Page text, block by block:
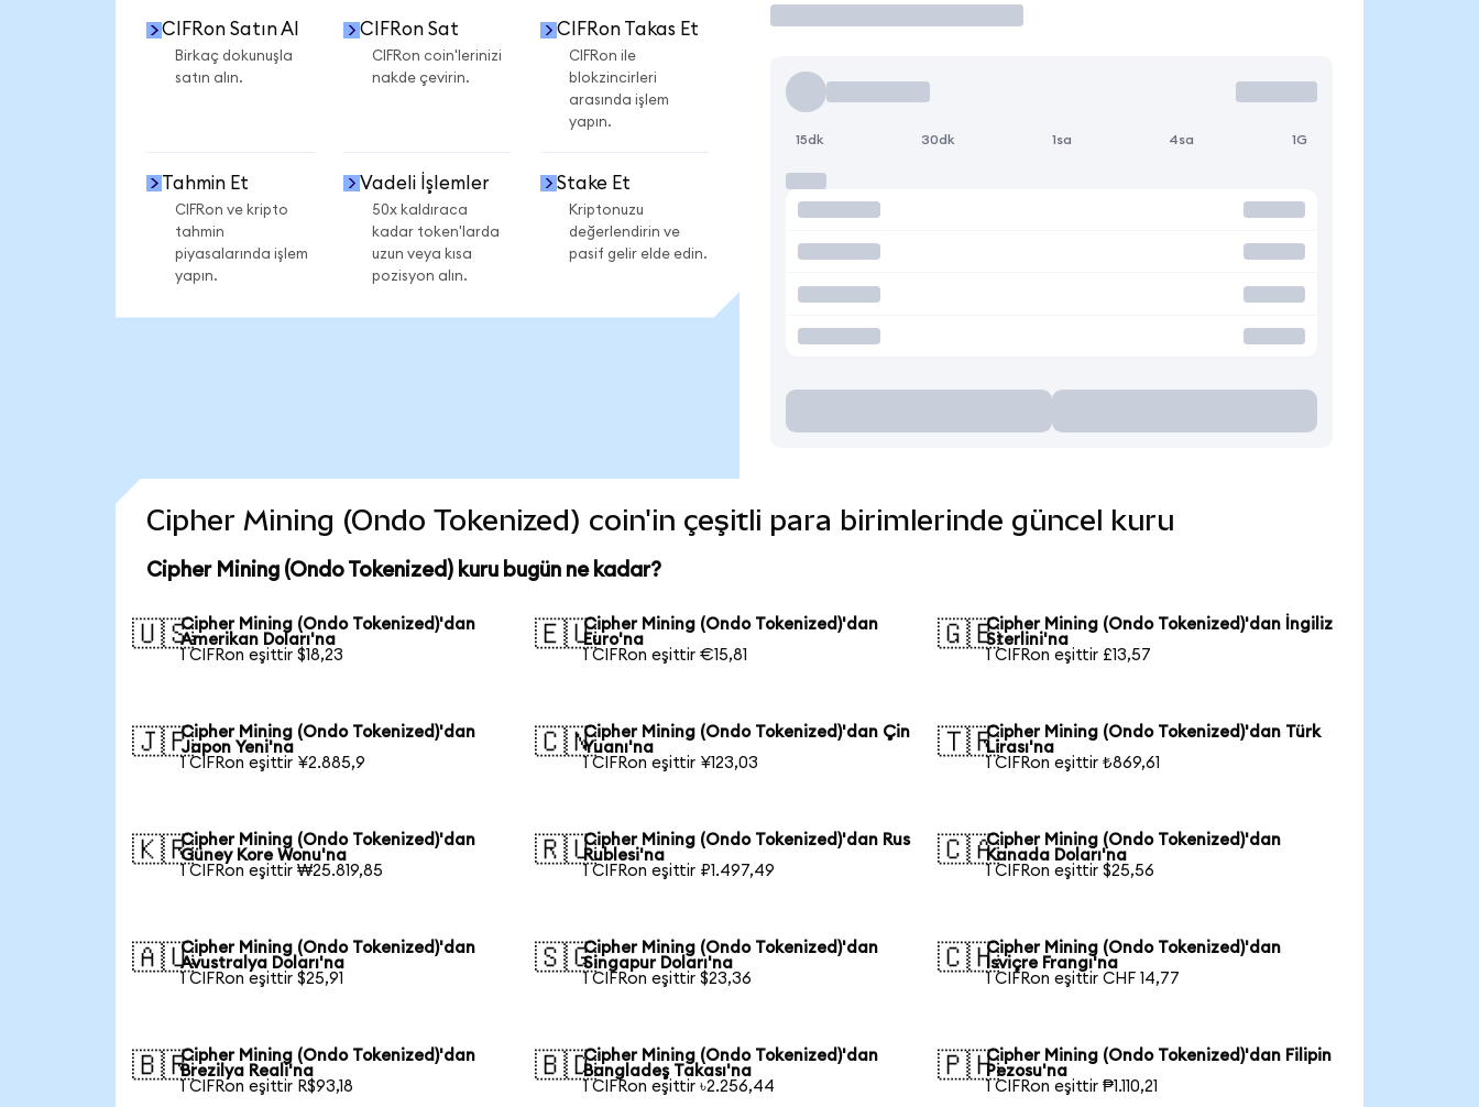
CIFRon Satın Al
Birkaç dokunuşla
satın alın.
CIFRon Sat
CIFRon coin'lerinizi
nakde çevirin.
CIFRon Takas Et
CIFRon ile
blokzincirleri
arasında işlem
yapın.
Tahmin Et
CIFRon ve kripto
tahmin
piyasalarında işlem
yapın.
Vadeli İşlemler
50x kaldıraca
kadar token'larda
uzun veya kısa
pozisyon alın.
Stake Et
Kriptonuzu
değerlendirin ve
pasif gelir elde edin.
15dk 30dk 1sa 4sa 1G
Cipher Mining (Ondo Tokenized) coin'in çeşitli para birimlerinde güncel kuru
Cipher Mining (Ondo Tokenized) kuru bugün ne kadar?
🇺🇸Cipher Mining (Ondo Tokenized)'dan
Amerikan Doları'na
1 CIFRon eşittir $18,23
🇪🇺Cipher Mining (Ondo Tokenized)'dan
Euro'na
1 CIFRon eşittir €15,81
🇬🇧Cipher Mining (Ondo Tokenized)'dan İngiliz
Sterlini'na
1 CIFRon eşittir £13,57
🇯🇵Cipher Mining (Ondo Tokenized)'dan
Japon Yeni'na
1 CIFRon eşittir ¥2.885,9
🇨🇳Cipher Mining (Ondo Tokenized)'dan Çin
Yuanı'na
1 CIFRon eşittir ¥123,03
🇹🇷Cipher Mining (Ondo Tokenized)'dan Türk
Lirası'na
1 CIFRon eşittir ₺869,61
🇰🇷Cipher Mining (Ondo Tokenized)'dan
Güney Kore Wonu'na
1 CIFRon eşittir ₩25.819,85
🇷🇺Cipher Mining (Ondo Tokenized)'dan Rus
Rublesi'na
1 CIFRon eşittir ₽1.497,49
🇨🇦Cipher Mining (Ondo Tokenized)'dan
Kanada Doları'na
1 CIFRon eşittir $25,56
🇦🇺Cipher Mining (Ondo Tokenized)'dan
Avustralya Doları'na
1 CIFRon eşittir $25,91
🇸🇬Cipher Mining (Ondo Tokenized)'dan
Singapur Doları'na
1 CIFRon eşittir $23,36
🇨🇭Cipher Mining (Ondo Tokenized)'dan
İsviçre Frangı'na
1 CIFRon eşittir CHF 14,77
🇧🇷Cipher Mining (Ondo Tokenized)'dan
Brezilya Reali'na
1 CIFRon eşittir R$93,18
🇧🇩Cipher Mining (Ondo Tokenized)'dan
Bangladeş Takası'na
1 CIFRon eşittir ৳2.256,44
🇵🇭Cipher Mining (Ondo Tokenized)'dan Filipin
Pezosu'na
1 CIFRon eşittir ₱1.110,21